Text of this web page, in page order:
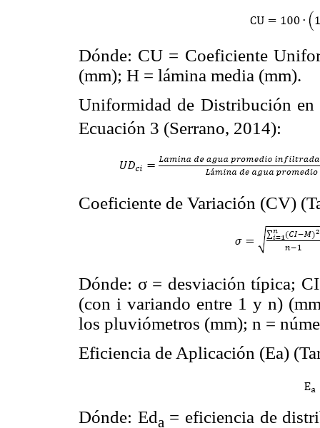
Dónde: CU = Coeficiente
(mm); H = lámina media (mm).
Uniformidad de Distribución
Ecuación 3 (Serrano, 2014):
Coeficiente de Variación (CV)
Dónde: σ = desviación típica;
(con i variando entre 1 y n)
los pluviómetros (mm); n =
Eficiencia de Aplicación (Ea)
Dónde: Eda = eficiencia de